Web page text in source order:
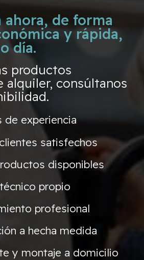
ahora, de forma
y rápida,
día.
productos
alquiler, consúltanos
de experiencia
satisfechos
disponibles
propio
profesional
a hecha medida
y montaje a domicilio